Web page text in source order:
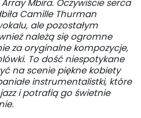
Mbira. Oczywiście serca
Camille Thurman
ale pozostałym
należą się ogromne
za oryginalne kompozycje,
To dość niespotykane
na scenie piękne kobiety
instrumentalistki, które
i potrafią go świetnie